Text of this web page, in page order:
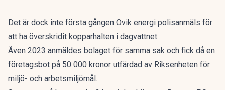
Det är dock inte första gången Övik energi polisanmäls för
att ha överskridit kopparhalten i dagvattnet.
Även 2023 anmäldes bolaget för samma sak och fick då en
företagsbot på 50 000 kronor utfärdad av Riksenheten för
miljö- och arbetsmiljömål.